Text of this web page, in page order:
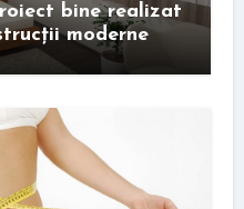
bine realizat
moderne